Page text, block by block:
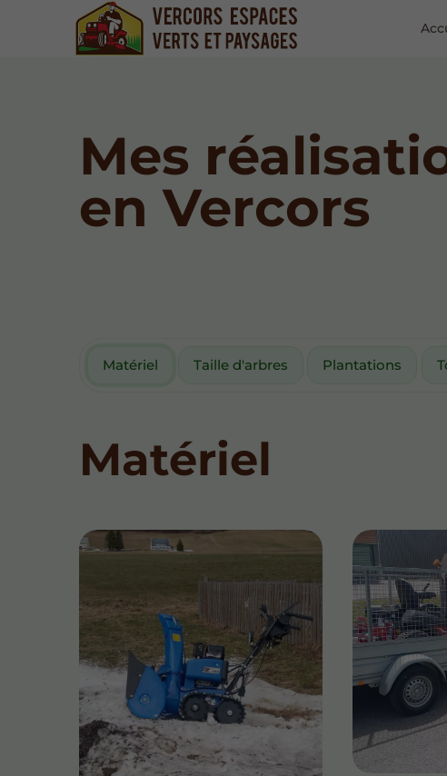
Mes
en Vercors
Matériel Taille d'arbres Plantations
Matériel